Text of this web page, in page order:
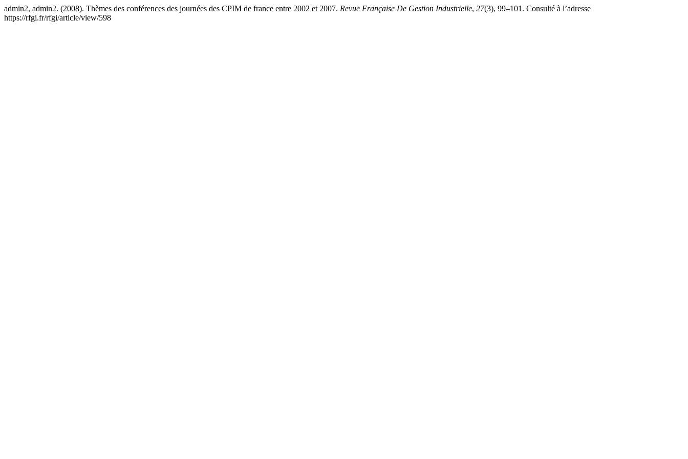
admin2, admin2. (2008). Thèmes des conférences des journées des CPIM de france entre 2002 et 2007. Revue Française De Gestion Industrielle, 27(3), 99–101. Consulté à l’adresse
https://rfgi.fr/rfgi/article/view/598